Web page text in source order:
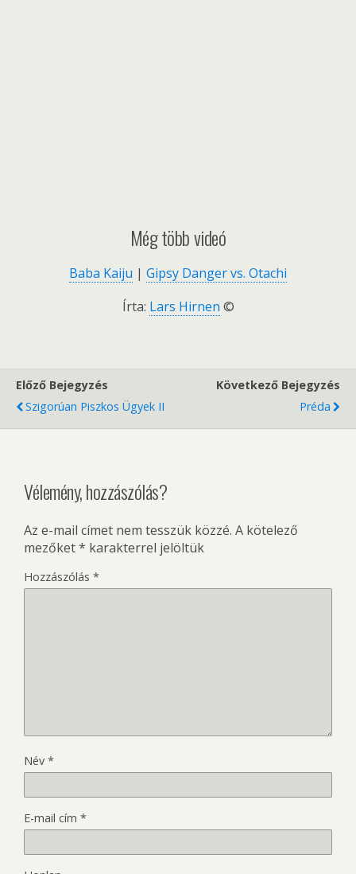
Még több videó
Baba Kaiju | Gipsy Danger vs. Otachi
Írta: Lars Hirnen ©
Előző Bejegyzés
Szigorúan Piszkos Ügyek II
Következő Bejegyzés
Préda
Vélemény, hozzászólás?
Az e-mail címet nem tesszük közzé. A kötelező
mezőket* karakterrel jelöltük
Hozzászólás *
Név *
E-mail cím *